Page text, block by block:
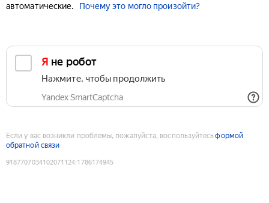
автоматические.
Почему это могло произойти?
Я не робот
Нажмите, чтобы продолжить
Yandex SmartCaptcha
Если у вас возникли проблемы, пожалуйста, воспользуйтесьформой
обратной связи
9187707034102071124:1786174945